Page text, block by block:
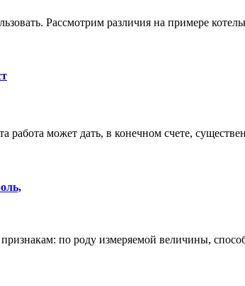
Рассмотрим различия на примере
работа может дать, в конечном счете,
по роду измеряемой величины,